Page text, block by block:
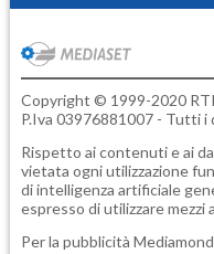
Copyright © 1999-2020
P.Iva 03976881007 - Tutti
Rispetto ai contenuti e ai
vietata ogni utilizzazione
di intelligenza artificiale
espresso di utilizzare mezzi
Per la pubblicità Mediamond